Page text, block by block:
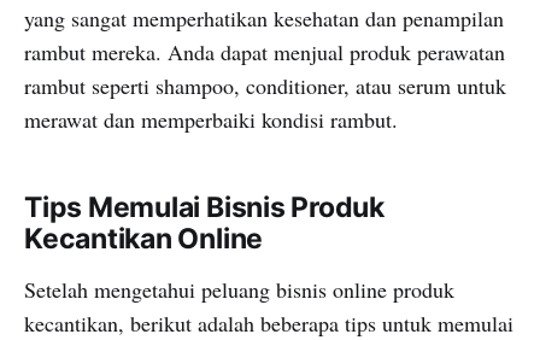
yang sangat memperhatikan kesehatan dan penampilan
rambut mereka. Anda dapat menjual produk perawatan
rambut seperti shampoo, conditioner, atau serum untuk
merawat dan memperbaiki kondisi rambut.
Tips Memulai Bisnis Produk
Kecantikan Online
Setelah mengetahui peluang bisnis online produk
kecantikan, berikut adalah beberapa tips untuk memulai